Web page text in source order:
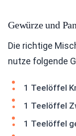
Gewürze und
Die richtige
nutze folgende
1 Teelöffel
1 Teelöffel
1 Teelöffel